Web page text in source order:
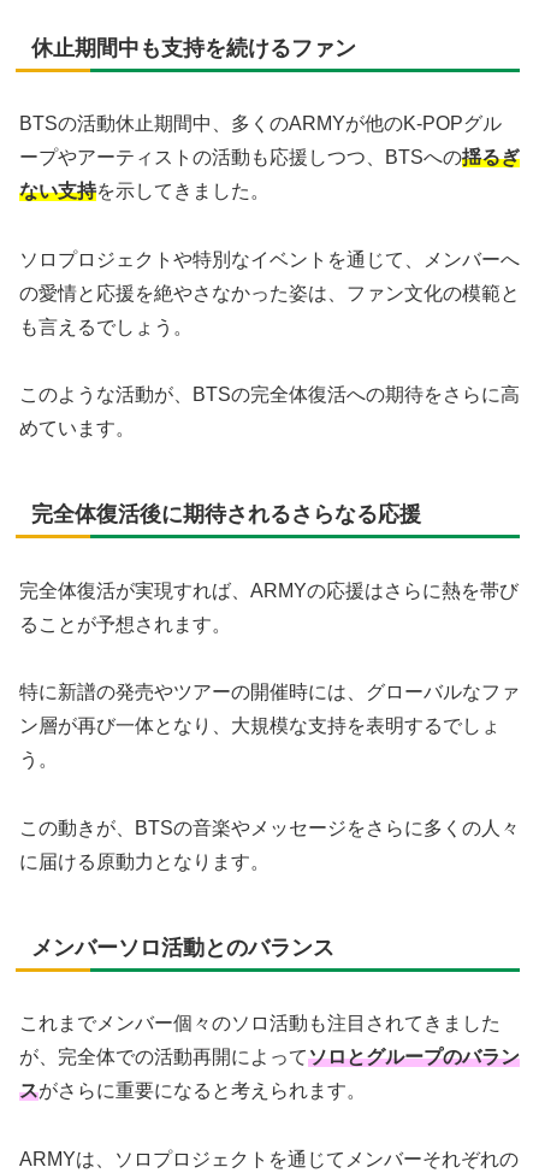
休止期間中も支持を続けるファン
BTSの活動休止期間中、多くのARMYが他のK-POPグル
ープやアーティストの活動も応援しつつ、BTSへの揺るぎ
ない支持を示してきました。
ソロプロジェクトや特別なイベントを通じて、メンバーへ
の愛情と応援を絶やさなかった姿は、ファン文化の模範と
も言えるでしょう。
このような活動が、BTSの完全体復活への期待をさらに高
めています。
完全体復活後に期待されるさらなる応援
完全体復活が実現すれば、ARMYの応援はさらに熱を帯び
ることが予想されます。
特に新譜の発売やツアーの開催時には、グローバルなファ
ン層が再び一体となり、大規模な支持を表明するでしょ
う。
この動きが、BTSの音楽やメッセージをさらに多くの人々
に届ける原動力となります。
メンバーソロ活動とのバランス
これまでメンバー個々のソロ活動も注目されてきました
が、完全体での活動再開によってソロとグループのバラン
スがさらに重要になると考えられます。
ARMYは、ソロプロジェクトを通じてメンバーそれぞれの